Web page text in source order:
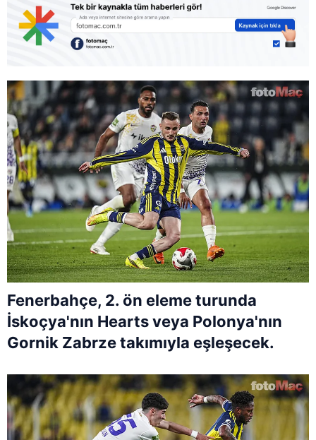
Fenerbahçe, 2. ön eleme turunda
İskoçya'nın Hearts veya Polonya'nın
Gornik Zabrze takımıyla eşleşecek.